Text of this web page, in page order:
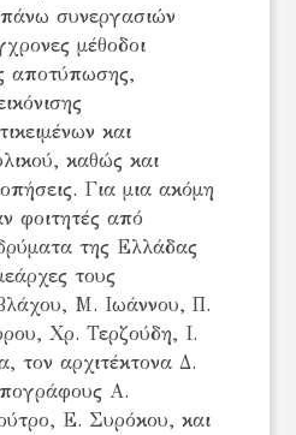
συνεργασιών
μέθοδοι
αποτύπωσης,
και
καθώς και
Για μια ακόμη
φοιτητές από
της Ελλάδας
τους
Μ. Ιωάννου, Π.
Χρ. Τερζούδη, Ι.
τον αρχιτέκτονα Δ.
Α.
Ε. Συρόκου, και